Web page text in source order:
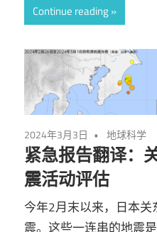
Continue reading
2024年3月3日 地球科学
紧急报告翻译：
震活动评估
今年2月末以来，日本
震。这些一连串的地震